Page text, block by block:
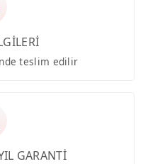
teslim edilir
GARANTİ